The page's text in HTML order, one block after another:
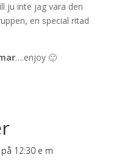
ju inte jag vara den
en special ritad
….enjoy 🙂
12:30 e m